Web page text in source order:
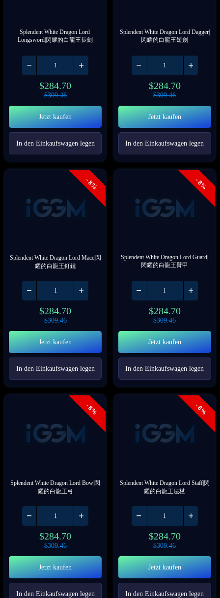
Splendent White Dragon Lord
Longsword|閃耀的白龍王長劍
$284.70
$309.46
Jetzt kaufen
In den Einkaufswagen legen
Splendent White Dragon Lord Dagger|
閃耀的白龍王短劍
$284.70
$309.46
Jetzt kaufen
In den Einkaufswagen legen
- 8%
Splendent White Dragon Lord Mace|閃
耀的白龍王釘錘
$284.70
$309.46
Jetzt kaufen
In den Einkaufswagen legen
- 8%
Splendent White Dragon Lord Guard|
閃耀的白龍王臂甲
$284.70
$309.46
Jetzt kaufen
In den Einkaufswagen legen
- 8%
Splendent White Dragon Lord Bow|閃
耀的白龍王弓
$284.70
$309.46
Jetzt kaufen
In den Einkaufswagen legen
- 8%
Splendent White Dragon Lord Staff|閃
耀的白龍王法杖
$284.70
$309.46
Jetzt kaufen
In den Einkaufswagen legen